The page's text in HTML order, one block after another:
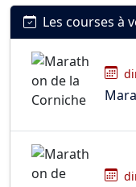
Les courses à